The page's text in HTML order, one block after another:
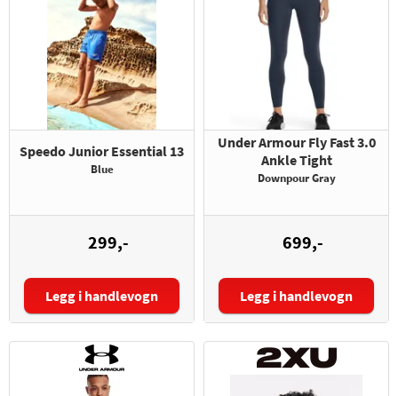
Speedo Junior Essential 13
Blue
299,-
Størrelse:
Legg i handlevogn
Under Armour Fly Fast 3.0
Ankle Tight
Downpour Gray
699,-
Størrelse:
Legg i handlevogn